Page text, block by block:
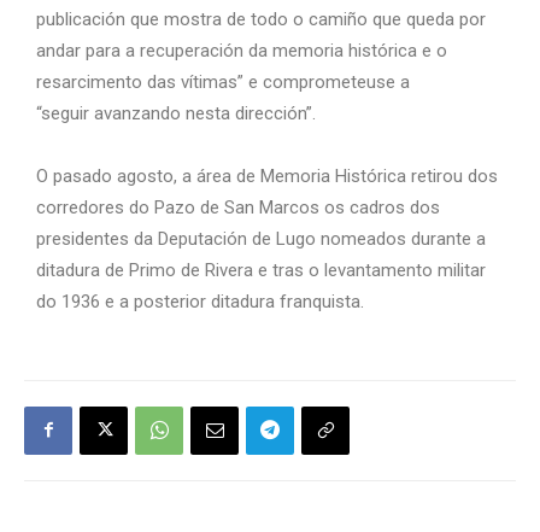
publicación que mostra de todo o camiño que queda por
andar para a recuperación da memoria histórica e o
resarcimento das vítimas” e comprometeuse a
“seguir avanzando nesta dirección”.
O pasado agosto, a área de Memoria Histórica retirou dos
corredores do Pazo de San Marcos os cadros dos
presidentes da Deputación de Lugo nomeados durante a
ditadura de Primo de Rivera e tras o levantamento militar
do 1936 e a posterior ditadura franquista.